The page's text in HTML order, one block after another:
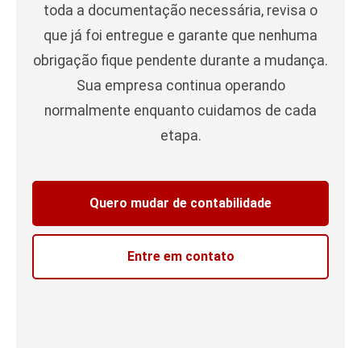
toda a documentação necessária, revisa o
que já foi entregue e garante que nenhuma
obrigação fique pendente durante a mudança.
Sua empresa continua operando
normalmente enquanto cuidamos de cada
etapa.
Quero mudar de contabilidade
Entre em contato